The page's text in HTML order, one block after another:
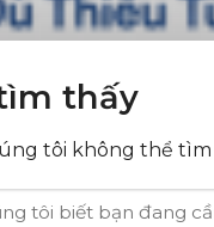
thấy
tôi không thể